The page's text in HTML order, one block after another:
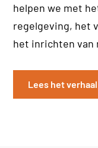
helpen we met
regelgeving, het
het inrichten van
Lees het